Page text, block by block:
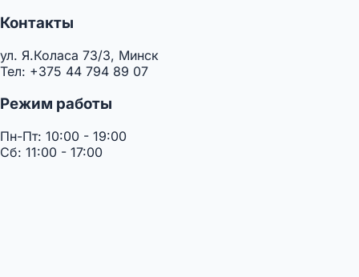
Контакты
ул. Я.Коласа 73/3, Минск
Тел: +375 44 794 89 07
Режим работы
Пн-Пт: 10:00 - 19:00
Сб: 11:00 - 17:00